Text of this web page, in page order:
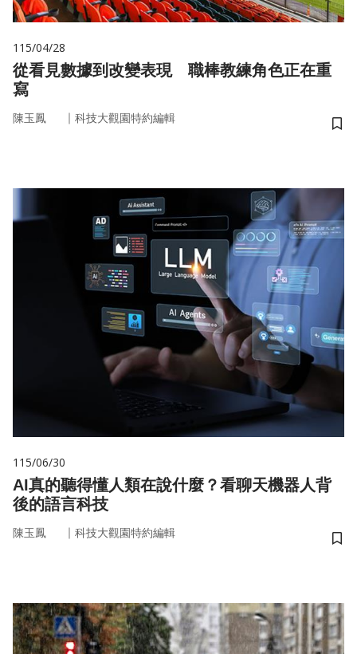
115/04/28
從看見數據到改變表現 職棒教練角色正在重
寫
陳玉鳳 ｜ 科技大觀園特約編輯
儲
115/06/30
AI真的聽得懂人類在說什麼？看聊天機器人背
後的語言科技
陳玉鳳 ｜ 科技大觀園特約編輯
儲